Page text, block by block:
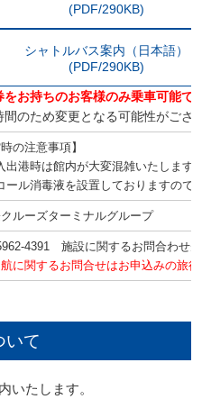
(PDF/290KB)
シャトルバス案内（日本語）
(PDF/290KB)
お持ちのお客様のみ乗車可能で
のため変更となる可能性がござ
の注意事項】
出港時は館内が大変混雑いたします
ール消毒液を設置しておりますので
ルーズターミナルグループ
4391 施設に関するお問合わせ
に関するお問合せはお申込みの旅
いて
いたします。